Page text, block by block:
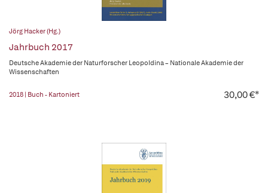
Jörg Hacker (Hg.)
Jahrbuch 2017
Deutsche Akademie der Naturforscher Leopoldina – Nationale Akademie der
Wissenschaften
2018 | Buch - Kartoniert 30,00 €*